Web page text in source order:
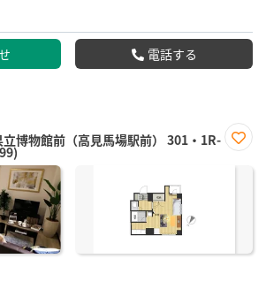
電話する
博物館前（高見馬場駅前） 301・1R-
に入